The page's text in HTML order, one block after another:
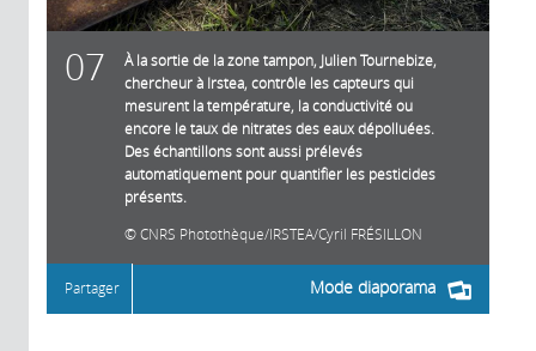
07
À la sortie de la zone tampon, Julien Tournebize,
chercheur à Irstea, contrôle les capteurs qui
mesurent la température, la conductivité ou
encore le taux de nitrates des eaux dépolluées.
Des échantillons sont aussi prélevés
automatiquement pour quantifier les pesticides
présents.
CNRS Photothèque/IRSTEA/Cyril FRÉSILLON
Mode diaporama
Partager